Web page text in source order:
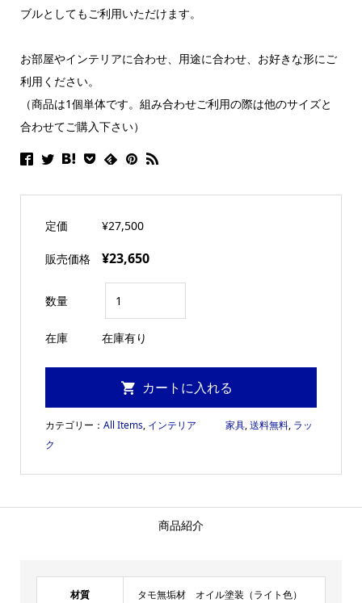
ブルとしてもご利用いただけます。
お部屋やインテリアに合わせ、用途に合わせ、お好きな形にご
利用ください。
（商品は1個単体です。組み合わせご利用の際は他のサイズと
合わせてご購入下さい）
定価 ¥27,500
販売価格 ¥23,650
数量
在庫 在庫有り
カテゴリー： All Items, インテリア 家具,送料無料, ラッ
ク
商品紹介
材質 タモ無垢材 オイル塗装（ライト色）